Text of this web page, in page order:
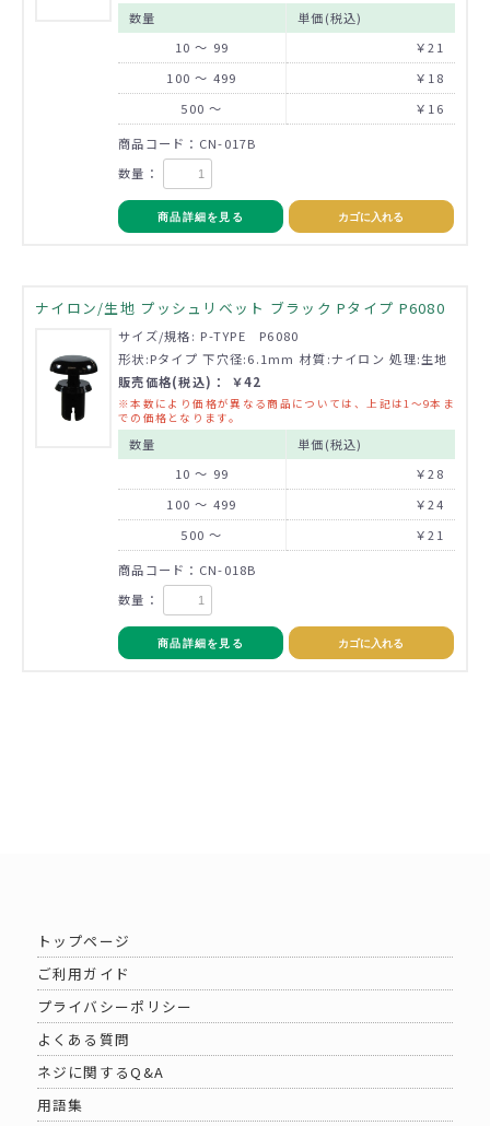
数量
単価(税込)
10 ～ 99
￥21
100 ～ 499
￥18
500 ～
￥16
商品コード：CN-017B
数量：
商品詳細を見る カゴに入れる
ナイロン/生地 プッシュリベット ブラック Pタイプ P6080
サイズ/規格: P-TYPE P6080
形状:Pタイプ 下穴径:6.1mm 材質:ナイロン 処理:生地
販売価格(税込)： ￥42
※本数により価格が異なる商品については、上記は1～9本ま
での価格となります。
数量
単価(税込)
10 ～ 99
￥28
100 ～ 499
￥24
500 ～
￥21
商品コード：CN-018B
数量：
商品詳細を見る カゴに入れる
トップページ
ご利用ガイド
プライバシーポリシー
よくある質問
ネジに関するQ&A
用語集